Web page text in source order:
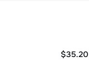
$35.20